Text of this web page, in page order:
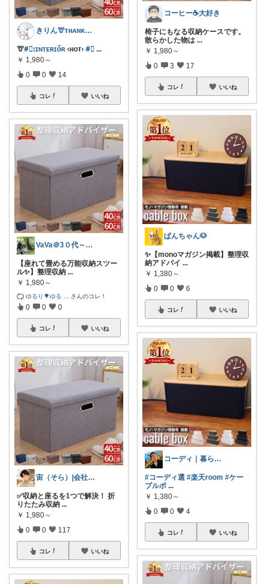
きりん🦒ᴛʜᴀɴᴋs ᴀʟᴡᴀʏs.
🦒#⃞ꓽɪɴᴛᴇʀɪőʀ ‹ʜᴏᴛ› #⃞ ...
￥ 1,980～
0 0 14
コレ いいね
VaVa＠3０代～初めての都内暮らし
【座れて畳める万能収納スツー
ル✨】整理収納 ...
￥ 1,980～
ゆるり🌳ゆる さんのコレ！
0 0 0
コレ いいね
宙（そら）|会社に依存せず暮らしたい
✅収納と座るを1つで解決！ 折
りたたみ収納 ...
￥ 1,980～
0 0 117
コレ いいね
コーヒー☕️大好き
椅子にもなる収納ケースです。
散らかした物は ...
￥ 1,980～
0 3 17
コレ いいね
ぱんちゃん🐶
✨【monoマガジン掲載】整理収
納アドバイ ...
￥ 1,380～
0 0 6
コレ いいね
コーディ｜暮らしのモノ選び研究員
#コーディ選 #楽天room #ケー
ブルボ ...
￥ 1,380～
0 0 4
コレ いいね